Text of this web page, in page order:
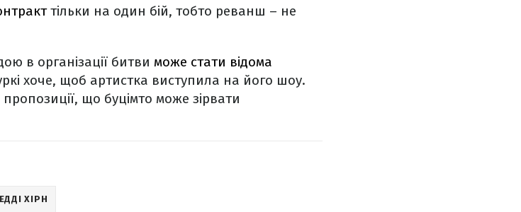
тільки на один бій, тобто реванш – не
в організації битви може стати відома
хоче, щоб артистка виступила на його шоу.
що буцімто може зірвати
ЕДДІ ХІРН